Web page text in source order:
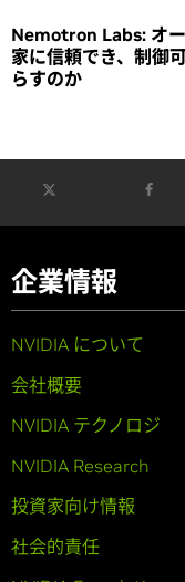
Nemotron Labs: オ
家に信頼でき、制御
らすのか
企業情報
NVIDIA について
会社概要
NVIDIA テクノロジ
NVIDIA Research
投資家向け情報
社会的責任